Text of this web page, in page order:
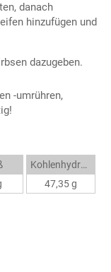
danach
hinzufügen und
dazugeben.
-umrühren,
Kohlenhydrate
47,35 g